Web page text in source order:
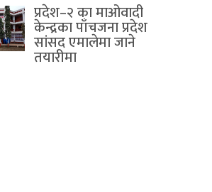
प्रदेश–२ का माओवादी
केन्द्रका पाँचजना प्रदेश
सांसद एमालेमा जाने
तयारीमा